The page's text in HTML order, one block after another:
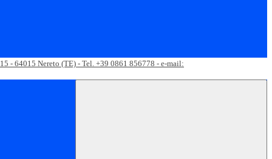
- 64015 Nereto (TE) - Tel. +39 0861 856778 - e-mail: